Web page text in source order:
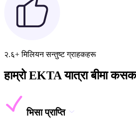
२.६+ मिलियन सन्तुष्ट ग्राहकहरू
हाम्रो EKTA यात्रा बीमा
भिसा प्राप्ति